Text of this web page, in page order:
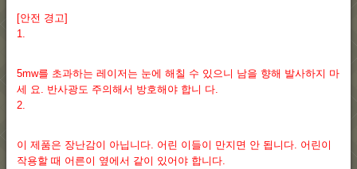
[안전 경고]
1.
5mw를 초과하는 레이저는 눈에 해칠 수 있으니 남을 향해 발사하지 마
세 요. 반사광도 주의해서 방호해야 합니 다.
2.
이 제품은 장난감이 아닙니다. 어린 이들이 만지면 안 됩니다. 어린이
작용할 때 어른이 옆에서 같이 있어야 합니다.